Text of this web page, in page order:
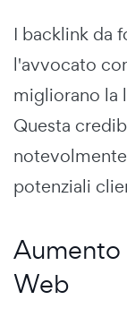
I backlink da
l'avvocato
migliorano la
Questa
potenziali
Aumento
Web